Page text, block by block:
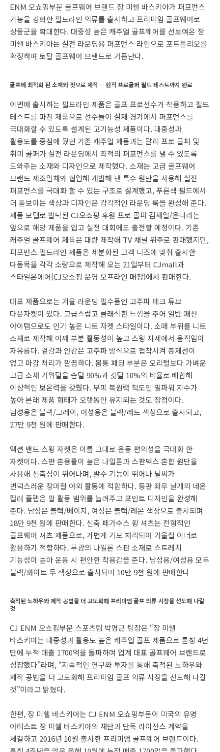
ENM 오쇼핑부문 골프웨어 브랜드 장 미쉘 바스키아가 퍼포먼스
기능을 강화한 필드라인 의류를 출시하고 프리미엄 골프웨어로
상품군을 확대한다. 대중성 높은 캐주얼 골프웨어를 선보여온 장
미쉘 바스키아는 실전 라운딩용 퍼포먼스 라인으로 포트폴리오를
확장하며 토탈 골프웨어 브랜드로 거듭난다.
골프에 최적화 된 소재와 핏으로 제작… 현직 프로골퍼 필드 테스트까지 완료
이번에 출시하는 필드라인 제품은 골프 프로선수가 착용하고 필드
테스트를 마친 제품으로 선수들이 실제 경기에서 퍼포먼스를
극대화할 수 있도록 설계된 고기능성 제품이다. 대중성과
활용도를 중점에 뒀던 기존 캐주얼 제품과는 달리 프로 골퍼 및
취미 골퍼가 실전 라운딩에서 최적의 퍼포먼스를 낼 수 있도록
도와주는 소재와 디자인으로 제작했다. 소재는 고급 골프웨어
브랜드 제조업체와 협업해 개발해 낸 특수 원단을 사용해 실전
퍼포먼스를 극대화 할 수 있는 구조로 설계했고, 푸른색 필드에서
더 돋보이는 색상과 디자인은 감각적인 라운딩 룩을 완성해 준다.
제품 모델로 발탁된 CJ오쇼핑 후원 프로 골퍼 김재일/윤나라는
앞으로 해당 제품을 입고 실전 대회에도 출전할 예정이다. 기존
캐주얼 골프웨어 제품은 대량 제작해 TV 채널 위주로 판매했지만,
퍼포먼스 필드라인 제품은 세분화된 고객 니즈에 맞춰 출시한
다품목을 각각 소량으로 제작해 오는 21일부터 CJmall과
스타일온에어(CJ오쇼핑 운영 오프라인 매장)에서 판매한다.
대표 제품으로는 겨울 라운딩 필수품인 고주파 테크 튜브
다운자켓이 있다. 고급스럽고 클래식한 느낌을 주어 일반 패션
아이템으로도 인기 높은 니트 자켓 스타일이다. 소매 부위를 니트
소재로 제작해 어깨 부분 활동성이 높고 스윙 자세에서 움직임이
자유롭다. 겉감과 안감은 고주파 방식으로 접착시켜 봉제선이
없고 마감 처리가 깔끔하다. 몸통 패딩 부분은 오리털보다 가벼운
고급 소재 거위털을 솜털 90%과 깃털 10%의 비율로 배합해
이상적인 보온력을 갖췄다. 부피 복원력 척도인 필파워 지수가
높아 본래 제품 형태가 오랫동안 유지되는 것도 장점이다.
남성용은 블랙/그레이, 여성용은 블랙/레드 색상으로 출시되고,
27만 9천 원에 판매한다.
액션 밴드 스윙 자켓은 이름 그대로 운동 편의성을 극대화 한
자켓이다. 스판 혼용률이 높은 나일론과 스판덱스 혼합 원단을
사용해 신축성이 뛰어나며, 발수 기능이 뛰어나 날씨가
변덕스러운 장마철 야외 활동에 적합하다. 등판 좌우 날개의 네온
컬러 플랩은 팔 활동 범위를 늘려주고 포인트 디자인을 완성해
준다. 남성은 블랙/베이지, 여성은 블랙/레몬 색상으로 출시되며
18만 9천 원에 판매한다. 신축 페가수스 윙 셔츠는 전형적인
골프웨어 셔츠 제품으로, 가볍게 기모 처리되어 겨울철 이너로
활용하기 적합하다. 무광의 나일론 스판 소재로 스트레치
기능성이 높아 운동 시 편안한 착용감을 준다. 남성용/여성용 모두
블랙/화이트 두 색상으로 출시되며 10만 9천 원에 판매한다
축적된 노하우와 제작 공법을 더 고도화해 프리미엄 골프 의류 시장을 선도해 나갈
것
CJ ENM 오쇼핑부문 스포츠팀 박명근 팀장은 “장 미쉘
바스키아는 대중성과 활용도 높은 캐주얼 골프 제품으로 론칭 4년
만에 누적 매출 1700억을 돌파하며 업계 대표 골프웨어 브랜드로
성장했다”라며, “지속적인 연구와 투자를 통해 축적된 노하우와
제작 공법을 더 고도화해 프리미엄 골프 의류 시장을 선도해 나갈
것”이라고 밝혔다.
한편, 장 미쉘 바스키아는 CJ ENM 오쇼핑부문이 미국의 유명
아티스트 장 미쉘 바스키아의 재단과 단독 라이선스 계약을
체결하고 2016년 10월 출시한 프리미엄 골프웨어 브랜드이다.